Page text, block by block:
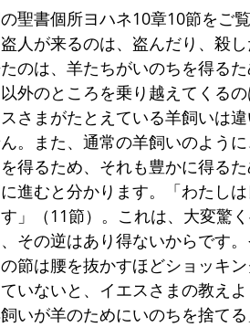
聖書個所ヨハネ10章10節をご
人が来るのは、盗んだり、殺
のは、羊たちがいのちを得る
外のところを乗り越えてくる
さまがたとえている羊飼いは違
。また、通常の羊飼いのよう
得るため、それも豊かに得る
進むと分かります。「わたし
」（11節）。これは、大変驚
その逆はあり得ないからです
節は腰を抜かすほどショッキ
いないと、イエスさまの教え
いが羊のためにいのちを捨て